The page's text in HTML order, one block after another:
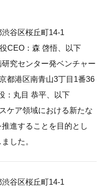
谷区桜丘町14-1
CEO：森 啓悟、以下
研究センター発ベンチャー
都港区南青山3丁目1番36
：丸目 恭平、以下
ケア領域における新たな
進することを目的とし
した。
谷区桜丘町14-1